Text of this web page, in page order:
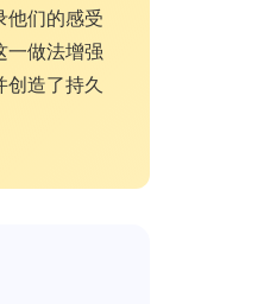
他们的感受
一做法增强
创造了持久